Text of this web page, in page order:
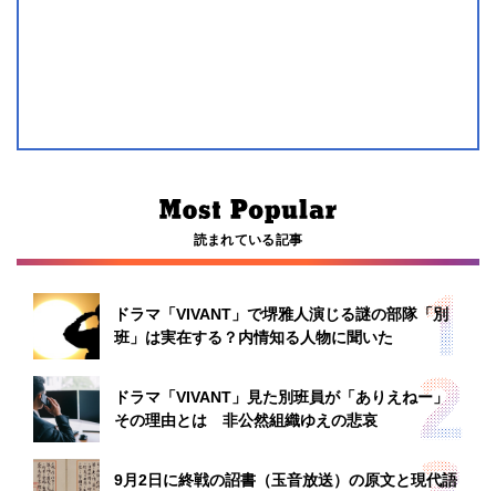
読まれている記事
ドラマ「VIVANT」で堺雅人演じる謎の部隊「別
班」は実在する？内情知る人物に聞いた
ドラマ「VIVANT」見た別班員が「ありえねー」
その理由とは 非公然組織ゆえの悲哀
9月2日に終戦の詔書（玉音放送）の原文と現代語